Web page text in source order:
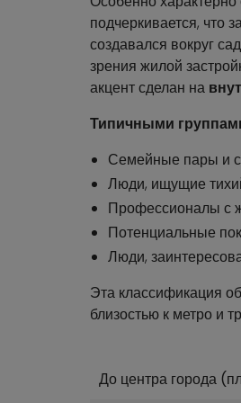
подчеркивается, что
создавался вокруг
зрения жилой
акцент сделан на
Типичными
Семейные пары и
Люди, ищущие
Профессионалы с
Потенциальные
Люди,
Эта классификация
близостью к метро и
До центра города